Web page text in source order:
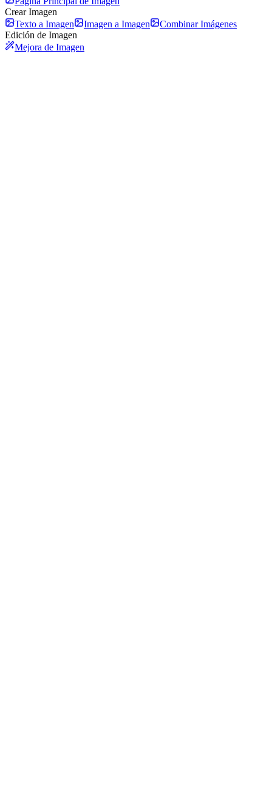
Crear Imagen
Texto a Imagen
Imagen a Imagen
Combinar Imágenes
Edición de Imagen
Mejora de Imagen